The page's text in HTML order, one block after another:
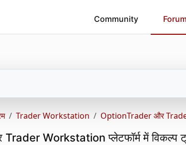
Community Forum
Trader Workstation OptionTrader और
Workstation प्लेटफॉर्म में विकल्प